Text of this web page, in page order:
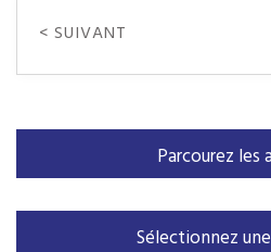
< SUIVANT
Parcourez les
Sélectionnez